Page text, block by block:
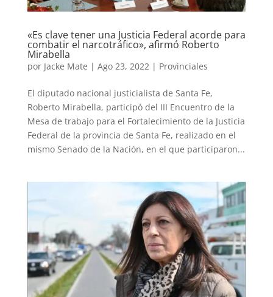
«Es clave tener una Justicia Federal acorde para
combatir el narcotráfico», afirmó Roberto
Mirabella
por Jacke Mate | Ago 23, 2022| Provinciales
El diputado nacional justicialista de Santa Fe,
Roberto Mirabella, participó del III Encuentro de la
Mesa de trabajo para el Fortalecimiento de la Justicia
Federal de la provincia de Santa Fe, realizado en el
mismo Senado de la Nación, en el que participaron...